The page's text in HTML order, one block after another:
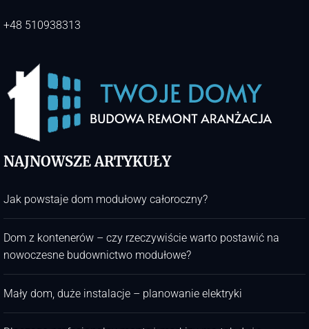
+48 510938313
NAJNOWSZE ARTYKUŁY
Jak powstaje dom modułowy całoroczny?
Dom z kontenerów – czy rzeczywiście warto postawić na
nowoczesne budownictwo modułowe?
Mały dom, duże instalacje – planowanie elektryki